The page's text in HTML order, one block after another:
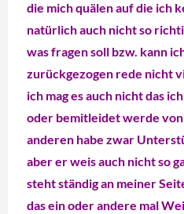
die mich quälen auf die ich
natürlich auch nicht so
was fragen soll bzw. kann
zurückgezogen rede nicht
ich mag es auch nicht das
oder bemitleidet werde
anderen habe zwar
aber er weis auch nicht so
steht ständig an meiner
das ein oder andere mal